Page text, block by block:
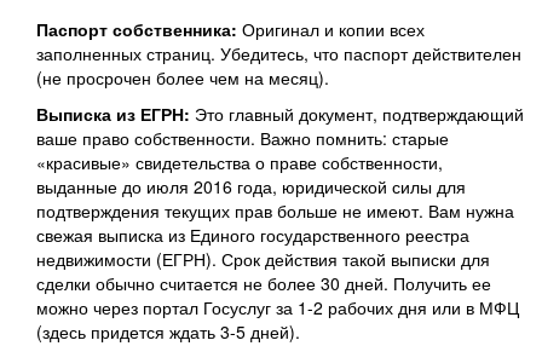
Паспорт собственника: Оригинал и копии всех
заполненных страниц. Убедитесь, что паспорт действителен
(не просрочен более чем на месяц).
Выписка из ЕГРН: Это главный документ, подтверждающий
ваше право собственности. Важно помнить: старые
«красивые» свидетельства о праве собственности,
выданные до июля 2016 года, юридической силы для
подтверждения текущих прав больше не имеют. Вам нужна
свежая выписка из Единого государственного реестра
недвижимости (ЕГРН). Срок действия такой выписки для
сделки обычно считается не более 30 дней. Получить ее
можно через портал Госуслуг за 1-2 рабочих дня или в МФЦ
(здесь придется ждать 3-5 дней).